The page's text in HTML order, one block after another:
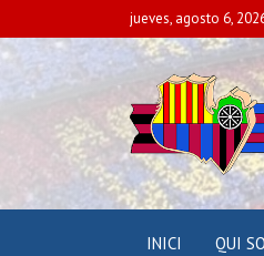
jueves, agosto 6,
SANT CUGAT DEL
INICI QUI